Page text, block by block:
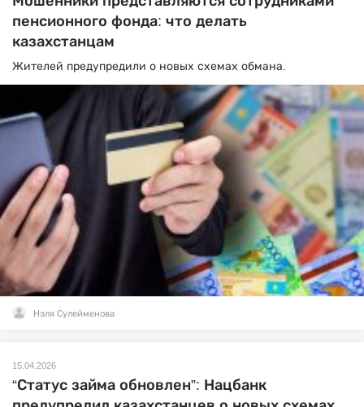
пенсионного фонда: что делать
казахстанцам
Жителей предупредили о новых схемах обмана.
Нэля Сулейменова
15.04.2026
“Статус займа обновлен”: Нацбанк